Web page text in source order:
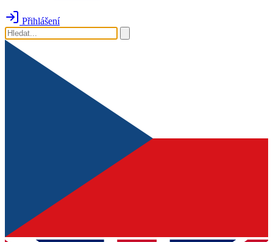
Přihlášení